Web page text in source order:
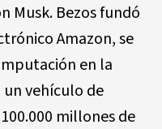
Musk. Bezos fundó
Amazon, se
en la
vehículo de
millones de